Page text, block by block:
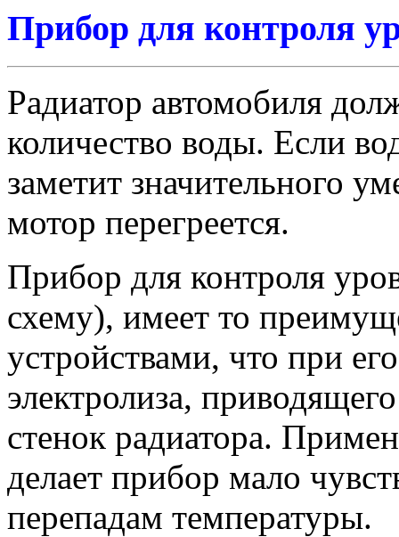
Прибор для контроля
Радиатор автомобиля
количество воды. Если
заметит значительного
мотор перегреется.
Прибор для контроля
схему), имеет то
устройствами, что при
электролиза,
стенок радиатора.
делает прибор мало
перепадам температуры.